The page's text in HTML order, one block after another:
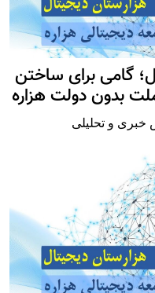
گامی برای ساختن
بدون دولت هزاره
خبری و تحلیلی